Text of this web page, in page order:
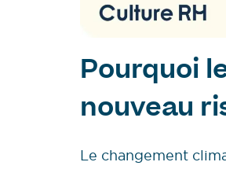
Pourquoi
nouveau
Le changement